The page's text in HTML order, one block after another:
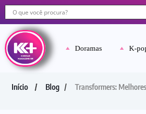
Doramas K-
Início Blog Transformers: